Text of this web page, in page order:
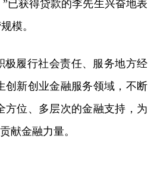
已获得贷款的李先生兴奋地表
模。
极履行社会责任、服务地方经
创新创业金融服务领域，不断
方位、多层次的金融支持，为
献金融力量。